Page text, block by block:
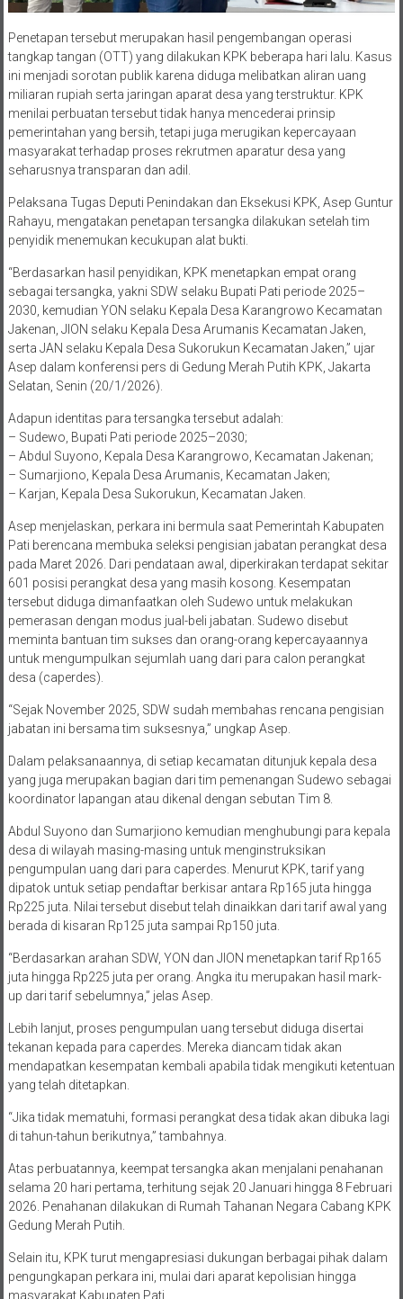
Penetapan tersebut merupakan hasil pengembangan operasi
tangkap tangan (OTT) yang dilakukan KPK beberapa hari lalu. Kasus
ini menjadi sorotan publik karena diduga melibatkan aliran uang
miliaran rupiah serta jaringan aparat desa yang terstruktur. KPK
menilai perbuatan tersebut tidak hanya mencederai prinsip
pemerintahan yang bersih, tetapi juga merugikan kepercayaan
masyarakat terhadap proses rekrutmen aparatur desa yang
seharusnya transparan dan adil.
Pelaksana Tugas Deputi Penindakan dan Eksekusi KPK, Asep Guntur
Rahayu, mengatakan penetapan tersangka dilakukan setelah tim
penyidik menemukan kecukupan alat bukti.
“Berdasarkan hasil penyidikan, KPK menetapkan empat orang
sebagai tersangka, yakni SDW selaku Bupati Pati periode 2025–
2030, kemudian YON selaku Kepala Desa Karangrowo Kecamatan
Jakenan, JION selaku Kepala Desa Arumanis Kecamatan Jaken,
serta JAN selaku Kepala Desa Sukorukun Kecamatan Jaken,” ujar
Asep dalam konferensi pers di Gedung Merah Putih KPK, Jakarta
Selatan, Senin (20/1/2026).
Adapun identitas para tersangka tersebut adalah:
– Sudewo, Bupati Pati periode 2025–2030;
– Abdul Suyono, Kepala Desa Karangrowo, Kecamatan Jakenan;
– Sumarjiono, Kepala Desa Arumanis, Kecamatan Jaken;
– Karjan, Kepala Desa Sukorukun, Kecamatan Jaken.
Asep menjelaskan, perkara ini bermula saat Pemerintah Kabupaten
Pati berencana membuka seleksi pengisian jabatan perangkat desa
pada Maret 2026. Dari pendataan awal, diperkirakan terdapat sekitar
601 posisi perangkat desa yang masih kosong. Kesempatan
tersebut diduga dimanfaatkan oleh Sudewo untuk melakukan
pemerasan dengan modus jual-beli jabatan. Sudewo disebut
meminta bantuan tim sukses dan orang-orang kepercayaannya
untuk mengumpulkan sejumlah uang dari para calon perangkat
desa (caperdes).
“Sejak November 2025, SDW sudah membahas rencana pengisian
jabatan ini bersama tim suksesnya,” ungkap Asep.
Dalam pelaksanaannya, di setiap kecamatan ditunjuk kepala desa
yang juga merupakan bagian dari tim pemenangan Sudewo sebagai
koordinator lapangan atau dikenal dengan sebutan Tim 8.
Abdul Suyono dan Sumarjiono kemudian menghubungi para kepala
desa di wilayah masing-masing untuk menginstruksikan
pengumpulan uang dari para caperdes. Menurut KPK, tarif yang
dipatok untuk setiap pendaftar berkisar antara Rp165 juta hingga
Rp225 juta. Nilai tersebut disebut telah dinaikkan dari tarif awal yang
berada di kisaran Rp125 juta sampai Rp150 juta.
“Berdasarkan arahan SDW, YON dan JION menetapkan tarif Rp165
juta hingga Rp225 juta per orang. Angka itu merupakan hasil mark-
up dari tarif sebelumnya,” jelas Asep.
Lebih lanjut, proses pengumpulan uang tersebut diduga disertai
tekanan kepada para caperdes. Mereka diancam tidak akan
mendapatkan kesempatan kembali apabila tidak mengikuti ketentuan
yang telah ditetapkan.
“Jika tidak mematuhi, formasi perangkat desa tidak akan dibuka lagi
di tahun-tahun berikutnya,” tambahnya.
Atas perbuatannya, keempat tersangka akan menjalani penahanan
selama 20 hari pertama, terhitung sejak 20 Januari hingga 8 Februari
2026. Penahanan dilakukan di Rumah Tahanan Negara Cabang KPK
Gedung Merah Putih.
Selain itu, KPK turut mengapresiasi dukungan berbagai pihak dalam
pengungkapan perkara ini, mulai dari aparat kepolisian hingga
masyarakat Kabupaten Pati.